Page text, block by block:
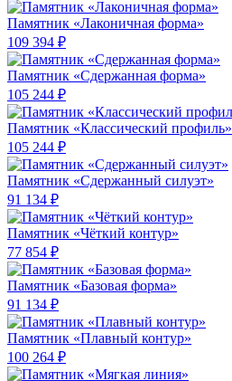
Памятник «Лаконичная форма»
109 394 ₽
Памятник «Сдержанная форма»
105 244 ₽
Памятник «Классический профиль»
105 244 ₽
Памятник «Сдержанный силуэт»
91 134 ₽
Памятник «Чёткий контур»
77 854 ₽
Памятник «Базовая форма»
91 134 ₽
Памятник «Плавный контур»
100 264 ₽